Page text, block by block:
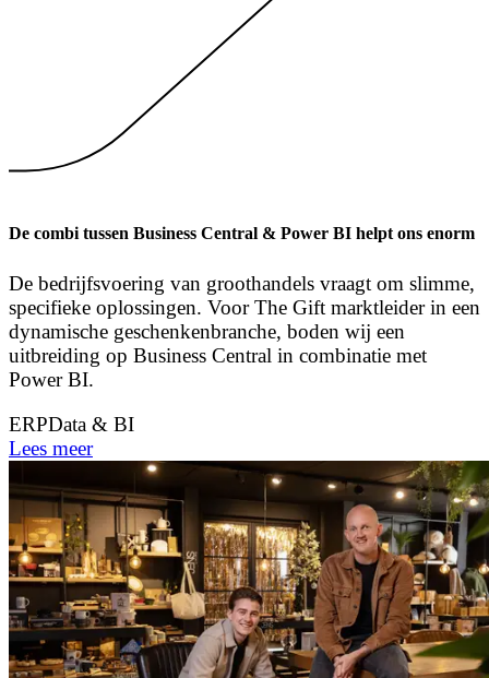
De combi tussen Business Central & Power BI helpt ons enorm
De bedrijfsvoering van groothandels vraagt om slimme,
specifieke oplossingen. Voor The Gift marktleider in een
dynamische geschenkenbranche, boden wij een
uitbreiding op Business Central in combinatie met
Power BI.
ERPData & BI
Lees meer